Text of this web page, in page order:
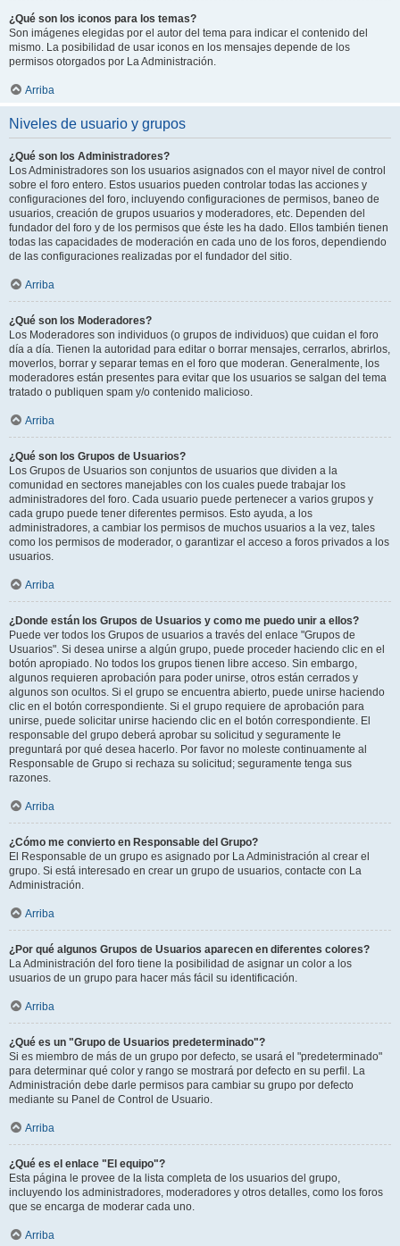
¿Qué son los iconos para los temas?
Son imágenes elegidas por el autor del tema para indicar el contenido del
mismo. La posibilidad de usar iconos en los mensajes depende de los
permisos otorgados por La Administración.
Arriba
Niveles de usuario y grupos
¿Qué son los Administradores?
Los Administradores son los usuarios asignados con el mayor nivel de control
sobre el foro entero. Estos usuarios pueden controlar todas las acciones y
configuraciones del foro, incluyendo configuraciones de permisos, baneo de
usuarios, creación de grupos usuarios y moderadores, etc. Dependen del
fundador del foro y de los permisos que éste les ha dado. Ellos también tienen
todas las capacidades de moderación en cada uno de los foros, dependiendo
de las configuraciones realizadas por el fundador del sitio.
Arriba
¿Qué son los Moderadores?
Los Moderadores son individuos (o grupos de individuos) que cuidan el foro
día a día. Tienen la autoridad para editar o borrar mensajes, cerrarlos, abrirlos,
moverlos, borrar y separar temas en el foro que moderan. Generalmente, los
moderadores están presentes para evitar que los usuarios se salgan del tema
tratado o publiquen spam y/o contenido malicioso.
Arriba
¿Qué son los Grupos de Usuarios?
Los Grupos de Usuarios son conjuntos de usuarios que dividen a la
comunidad en sectores manejables con los cuales puede trabajar los
administradores del foro. Cada usuario puede pertenecer a varios grupos y
cada grupo puede tener diferentes permisos. Esto ayuda, a los
administradores, a cambiar los permisos de muchos usuarios a la vez, tales
como los permisos de moderador, o garantizar el acceso a foros privados a los
usuarios.
Arriba
¿Donde están los Grupos de Usuarios y como me puedo unir a ellos?
Puede ver todos los Grupos de usuarios a través del enlace "Grupos de
Usuarios". Si desea unirse a algún grupo, puede proceder haciendo clic en el
botón apropiado. No todos los grupos tienen libre acceso. Sin embargo,
algunos requieren aprobación para poder unirse, otros están cerrados y
algunos son ocultos. Si el grupo se encuentra abierto, puede unirse haciendo
clic en el botón correspondiente. Si el grupo requiere de aprobación para
unirse, puede solicitar unirse haciendo clic en el botón correspondiente. El
responsable del grupo deberá aprobar su solicitud y seguramente le
preguntará por qué desea hacerlo. Por favor no moleste continuamente al
Responsable de Grupo si rechaza su solicitud; seguramente tenga sus
razones.
Arriba
¿Cómo me convierto en Responsable del Grupo?
El Responsable de un grupo es asignado por La Administración al crear el
grupo. Si está interesado en crear un grupo de usuarios, contacte con La
Administración.
Arriba
¿Por qué algunos Grupos de Usuarios aparecen en diferentes colores?
La Administración del foro tiene la posibilidad de asignar un color a los
usuarios de un grupo para hacer más fácil su identificación.
Arriba
¿Qué es un "Grupo de Usuarios predeterminado"?
Si es miembro de más de un grupo por defecto, se usará el "predeterminado"
para determinar qué color y rango se mostrará por defecto en su perfil. La
Administración debe darle permisos para cambiar su grupo por defecto
mediante su Panel de Control de Usuario.
Arriba
¿Qué es el enlace "El equipo"?
Esta página le provee de la lista completa de los usuarios del grupo,
incluyendo los administradores, moderadores y otros detalles, como los foros
que se encarga de moderar cada uno.
Arriba